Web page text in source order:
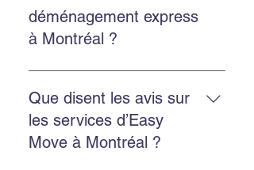
d’entreposage si besoin.
déménagement express
à Montréal ?
Oui. Easy Move propose des
services rapides et flexibles pour
réduire le stress et assurer un
déménagement efficace.
Que disent les avis sur
les services d’Easy
Move à Montréal ?